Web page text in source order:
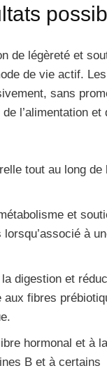
de légèreté et
de vie actif.
sans
l’alimentation et
tout au long de
et
à
digestion et
aux fibres
hormonal et à
B et à certains